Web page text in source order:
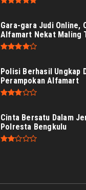
Gara-gara Judi Online,
Alfamart Nekat Maling
Polisi Berhasil Ungkap
Perampokan Alfamart
Cinta Bersatu Dalam
Polresta Bengkulu